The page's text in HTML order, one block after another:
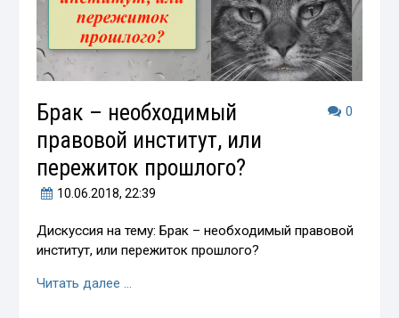
0
Брак – необходимый
правовой институт, или
пережиток прошлого?
10.06.2018, 22:39
Дискуссия на тему: Брак – необходимый правовой
институт, или пережиток прошлого?
Читать далее …